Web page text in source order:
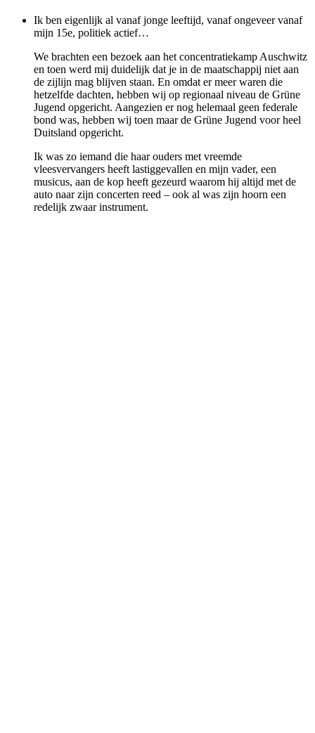
Ik ben eigenlijk al vanaf jonge leeftijd, vanaf ongeveer vanaf
mijn 15e, politiek actief…
We brachten een bezoek aan het concentratiekamp Auschwitz
en toen werd mij duidelijk dat je in de maatschappij niet aan
de zijlijn mag blijven staan. En omdat er meer waren die
hetzelfde dachten, hebben wij op regionaal niveau de Grüne
Jugend opgericht. Aangezien er nog helemaal geen federale
bond was, hebben wij toen maar de Grüne Jugend voor heel
Duitsland opgericht.
Ik was zo iemand die haar ouders met vreemde
vleesvervangers heeft lastiggevallen en mijn vader, een
musicus, aan de kop heeft gezeurd waarom hij altijd met de
auto naar zijn concerten reed – ook al was zijn hoorn een
redelijk zwaar instrument.